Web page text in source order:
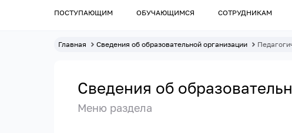
ПОСТУПАЮЩИМ ОБУЧАЮЩИМСЯ СОТРУДНИКАМ
Главная Сведения об образовательной организации
Сведения об
Меню раздела